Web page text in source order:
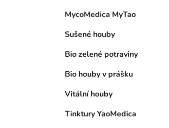
MycoMedica MyTao
Sušené houby
Bio zelené potraviny
Bio houby v prášku
Vitální houby
Tinktury YaoMedica